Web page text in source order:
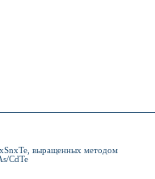
выращенных методом
CdTe